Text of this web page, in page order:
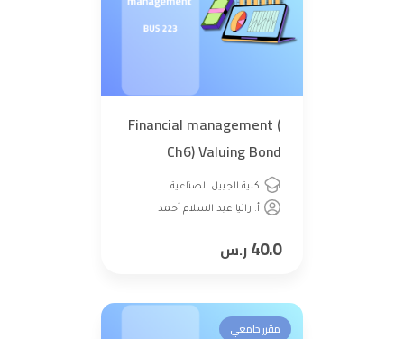
Financial management (
Ch6) Valuing Bond
كلية الجبيل الصناعية
أ. رانيا عبد السلام أحمد
40.0ر.س
مقرر جامعي